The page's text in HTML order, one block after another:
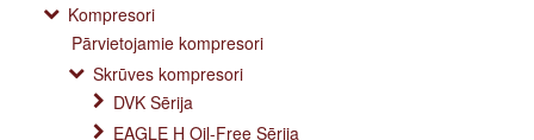
Kompresori
Pārvietojamie kompresori
Skrūves kompresori
DVK Sērija
EAGLE H Oil-Free Sērija